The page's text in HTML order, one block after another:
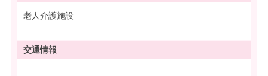
老人介護施設
交通情報